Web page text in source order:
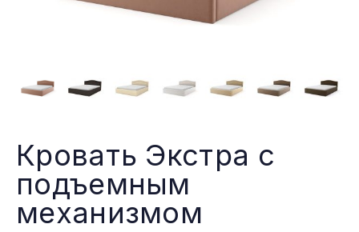
Кровать Экстра с
подъемным
меxанизмом